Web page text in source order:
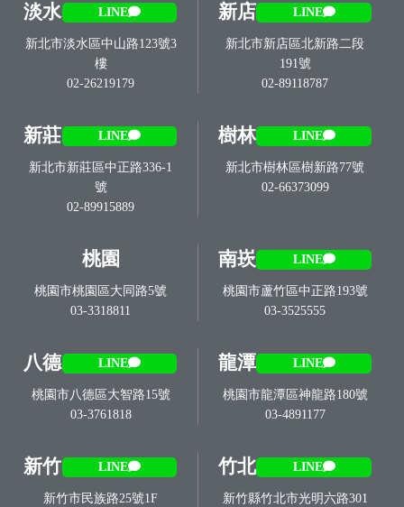
淡水 LINE
新北市淡水區中山路123號3
樓
02-26219179
新店 LINE
新北市新店區北新路二段
191號
02-89118787
新莊 LINE
新北市新莊區中正路336-1
號
02-89915889
樹林 LINE
新北市樹林區樹新路77號
02-66373099
桃園
桃園市桃園區大同路5號
03-3318811
南崁 LINE
桃園市蘆竹區中正路193號
03-3525555
八德 LINE
桃園市八德區大智路15號
03-3761818
龍潭 LINE
桃園市龍潭區神龍路180號
03-4891177
新竹 LINE
新竹市民族路25號1F
竹北 LINE
新竹縣竹北市光明六路301